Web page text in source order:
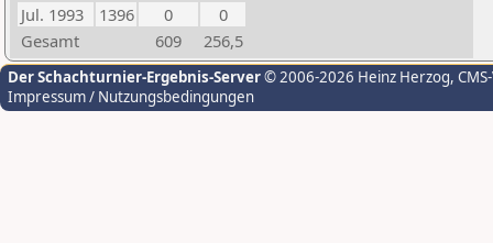
Jul. 1993
1396 0
0
Gesamt
609 256,5
Der Schachturnier-Ergebnis-Server© 2006-2026 Heinz Herzog,
Impressum / Nutzungsbedingungen